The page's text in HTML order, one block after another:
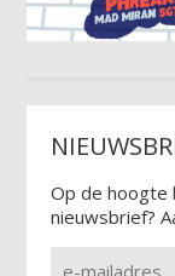
Op de hoogte
nieuwsbrief?